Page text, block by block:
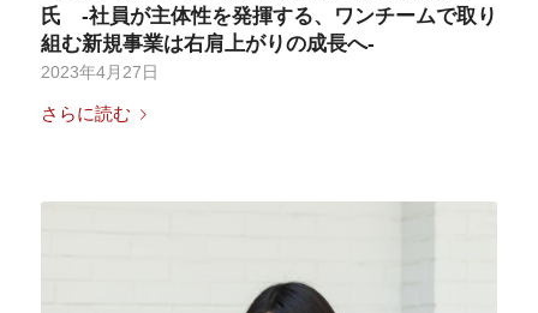
氏 -社員が主体性を発揮する、ワンチームで取り
組む新規事業は右肩上がりの成長へ-
2023年4月27日
さらに読む